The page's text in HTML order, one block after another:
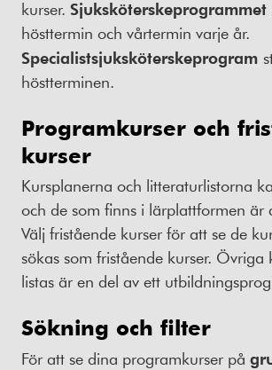
kurser. Sjuksköterskeprogrammet
hösttermin och vårtermin varje år.
Specialistsjuksköterskeprogram
höstterminen.
Programkurser och
kurser
Kursplanerna och litteraturlistorna
och de som finns i lärplattformen är
Välj fristående kurser för att se de
sökas som fristående kurser. Övriga
listas är en del av ett
Sökning och filter
För att se dina programkurser på